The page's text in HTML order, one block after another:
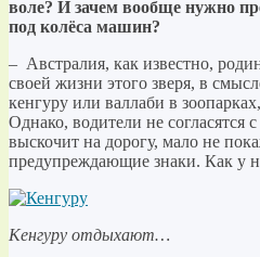
воле? И зачем вообще нужно
под колёса машин?
– Австралия, как известно,
своей жизни этого зверя, в
кенгуру или валлаби в
Однако, водители не согласятся
выскочит на дорогу, мало не
предупреждающие знаки. Как у
Кенгуру отдыхают…